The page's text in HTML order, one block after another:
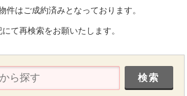
件はご成約済みとなっております。
にて再検索をお願いたします。